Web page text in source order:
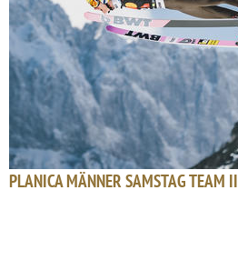
PLANICA MÄNNER SAMSTAG TEAM II